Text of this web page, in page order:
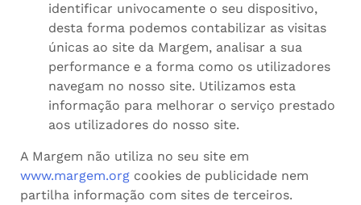
identificar univocamente o seu dispositivo,
desta forma podemos contabilizar as visitas
únicas ao site da Margem, analisar a sua
performance e a forma como os utilizadores
navegam no nosso site. Utilizamos esta
informação para melhorar o serviço prestado
aos utilizadores do nosso site.
A Margem não utiliza no seu site em
www.margem.org cookies de publicidade nem
partilha informação com sites de terceiros.